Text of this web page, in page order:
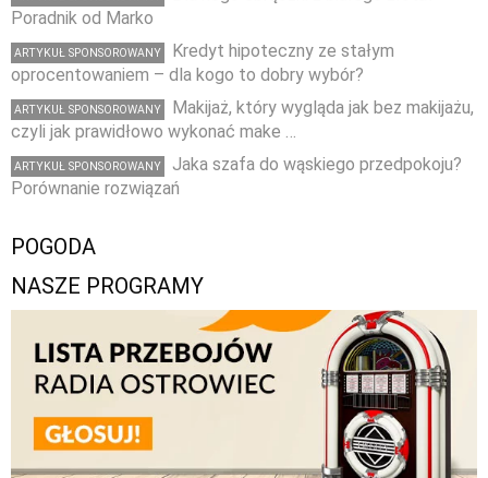
Poradnik od Marko
ARTYKUŁ SPONSOROWANY
Kredyt hipoteczny ze stałym
oprocentowaniem – dla kogo to dobry wybór?
ARTYKUŁ SPONSOROWANY
Makijaż, który wygląda jak bez makijażu,
czyli jak prawidłowo wykonać make …
ARTYKUŁ SPONSOROWANY
Jaka szafa do wąskiego przedpokoju?
Porównanie rozwiązań
POGODA
NASZE PROGRAMY